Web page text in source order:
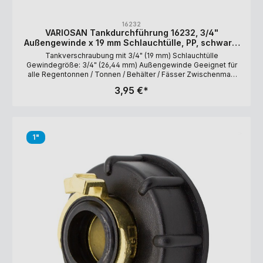
16232
VARIOSAN Tankdurchführung 16232, 3/4"
Außengewinde x 19 mm Schlauchtülle, PP, schwarz,
inkl. Dichtung
Tankverschraubung mit 3/4" (19 mm) Schlauchtülle
Gewindegröße: 3/4" (26,44 mm) Außengewinde Geeignet für
alle Regentonnen / Tonnen / Behälter / Fässer Zwischenmaß
Polypropylen (PP) Lieferumfang: Tülle, Überwurfmutter,
3,95 €*
1"